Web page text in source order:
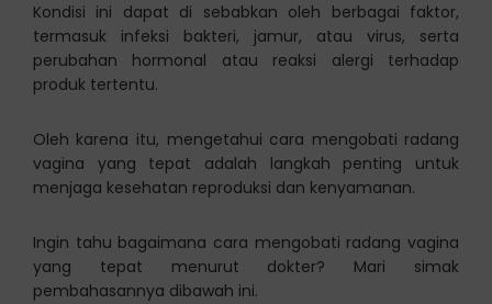
Kondisi ini dapat di sebabkan oleh berbagai faktor,
termasuk infeksi bakteri, jamur, atau virus, serta
perubahan hormonal atau reaksi alergi terhadap
produk tertentu.
Oleh karena itu, mengetahui cara mengobati radang
vagina yang tepat adalah langkah penting untuk
menjaga kesehatan reproduksi dan kenyamanan.
Ingin tahu bagaimana cara mengobati radang vagina
yang tepat menurut dokter? Mari simak
pembahasannya dibawah ini.